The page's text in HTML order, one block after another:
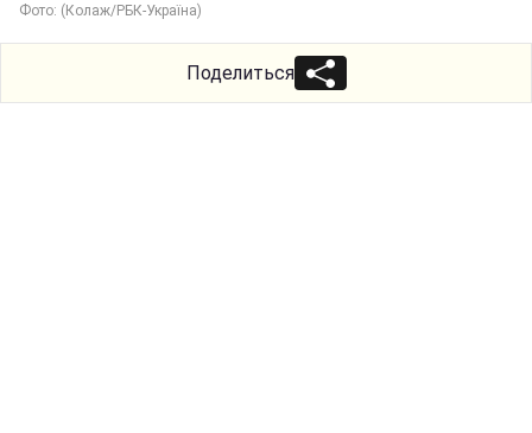
Фото: (Колаж/РБК-Україна)
Поделиться